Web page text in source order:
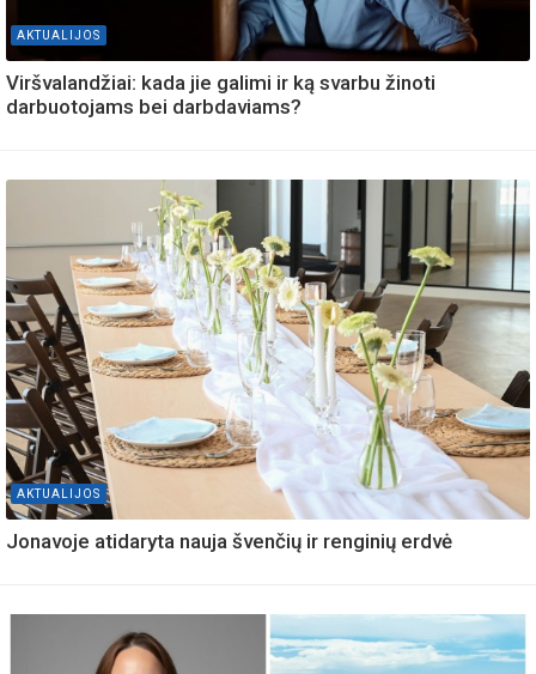
AKTUALIJOS
Viršvalandžiai: kada jie galimi ir ką svarbu žinoti
darbuotojams bei darbdaviams?
AKTUALIJOS
Jonavoje atidaryta nauja švenčių ir renginių erdvė